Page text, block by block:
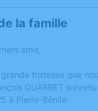
la famille
amis,
grande tristesse que
QUARRET
à Pierre-Bénite.